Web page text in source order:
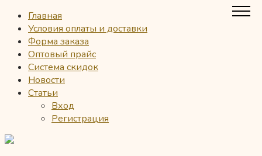
Главная
Условия оплаты и доставки
Форма заказа
Оптовый прайс
Система скидок
Новости
Статьи
Вход
Регистрация